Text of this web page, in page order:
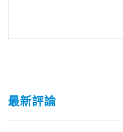
最新評論